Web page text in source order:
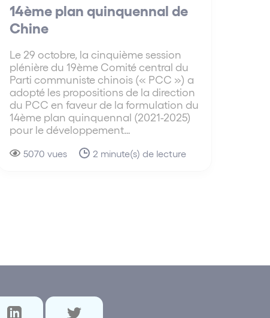
14ème plan quinquennal de
Chine
Le 29 octobre, la cinquième session
plénière du 19ème Comité central du
Parti communiste chinois (« PCC ») a
adopté les propositions de la direction
du PCC en faveur de la formulation du
14ème plan quinquennal (2021-2025)
pour le développement…
5070 vues 2 minute(s) de lecture